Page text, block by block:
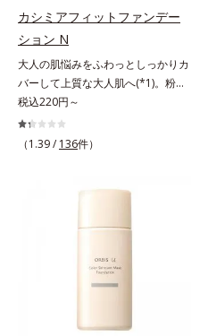
ます。軽やかにのびるリキッドが肌
がふっくら整うかのよう(*3)。つっ
ぱらないここちよい密着感で、さま
ざまなタイプのファンデと併用でき
ます。毛穴が気になる箇所への部分
使いもOK。*1 ファンデーションが
くずれて毛穴に落ちること*2 酸化
カシミアフィットファンデー
ション N
大人の肌悩みをふわっとしっかりカ
バーして上質な大人肌へ(*1)。粉感
レスファンデーション。大人の肌悩
みをふわっとしっかりカバーして、
上質な肌(*1)を演出するパウダーフ
仕上げる3種のパウダー（高いカバ
のないなめらかな肌に整えるパウダ
パウダー）を配合。さらに体温でと
ろける保湿成分で粉体をコーティン
分(*2)により、重ねてもふんわり軽
税込220円～
（1.39 / 136件）